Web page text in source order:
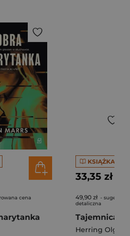
cena
KSIĄŻKA
33,35 zł
49,90 zł -
detaliczna
Herring Olga